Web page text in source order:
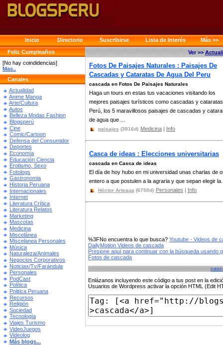
Inicio Directorio Suscribirse Lista de Interés
Más >>
Feliz Cumpleaños
[No hay coindidencias]
Mas..
Canales
Actualidad
Anime Manga
Arte/Cultura
Autos
Belleza Modas Fashion
Blogsperú
Cine
Comic/Cartoon
Defensa del Consumidor
Deportes
Economía
Educación Ciencia
Erotismo, Sexo
Fotologs
Gastronomia
Historia Peruana
Internacionales
Internet
Literatura Crítica
Literatura Relatos
Marketing
Mascotas
Medicina
Miscelánea
Miscelanea Personales
Música
Naturaleza/Animales
Negocios Corporativos
Noticias/Tv/Farándula
Personales
PodCast
Política
Politica Peruana
Recursos
Religión
Sociedad
Tecnología
Viajes Turismo
VideoJuegos
Videolog
Más blogs...
Ver >>
Fotos De Paisajes Naturales : Paisajes De
Cascadas y Cataratas De Agua Del Peru
cascada en Fotos De Paisajes Naturales
Haga un tours en estas tus vacaciones visitando los
mejores paisajes turísticos como cascadas y
Perú, los 5 maravillosos paisajes de cascadas y
de agua que ...
paisajes (3816d) Medicina | Info
Casca de ideas : Elecciones universitarias
cascada en Casca de ideas
El día de hoy hubo en mi universidad unas charlas de
entero a que postulen a la agraria y que sepan elegir
Héctor Arteaga (6750d) Personales | Info
%3FNo encuentra lo que busca? Youtube - Videos de
DailyMotion Videos de cascada
Presione aquí para continuar con la búsqueda usando
Fotos de cascada
Enlázanos incluyendo este código a tus post en la
Usuarios de Wordpress activar la opción HTML (Edit